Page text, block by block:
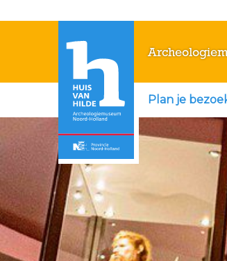
Plan je